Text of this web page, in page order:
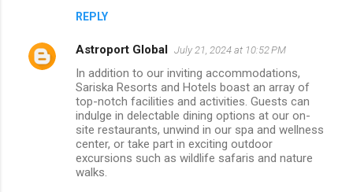
REPLY
Astroport Global July 21, 2024 at 10:52 PM
In addition to our inviting accommodations,
Sariska Resorts and Hotels boast an array of
top-notch facilities and activities. Guests can
indulge in delectable dining options at our on-
site restaurants, unwind in our spa and wellness
center, or take part in exciting outdoor
excursions such as wildlife safaris and nature
walks.